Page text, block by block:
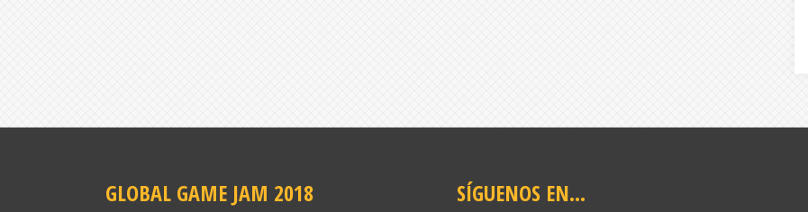
GLOBAL GAME JAM 2018 SÍGUENOS EN…